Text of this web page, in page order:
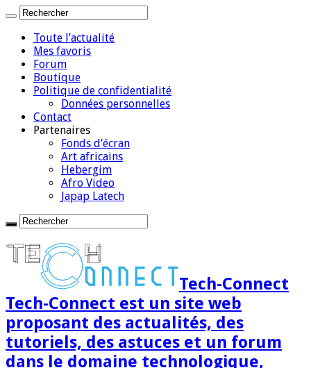
Toute l’actualité
Mes favoris
Forum
Boutique
Politique de confidentialité
Données personnelles
Contact
Partenaires
Fonds d’écran
Art africains
Hebergim
Afro Video
Japap Latech
Tech-Connect
Tech-Connect est un site web
proposant des actualités, des
tutoriels, des astuces et un forum
dans le domaine technologique,